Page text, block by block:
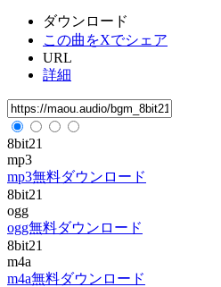
ダウンロード
この曲をXでシェア
URL
詳細
8bit21
mp3
mp3無料ダウンロード
8bit21
ogg
ogg無料ダウンロード
8bit21
m4a
m4a無料ダウンロード